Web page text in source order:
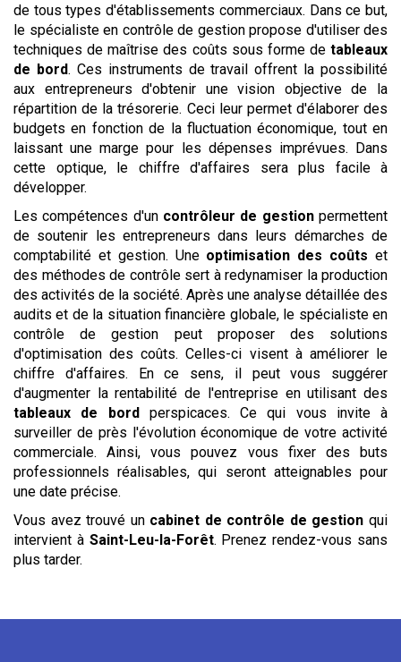
de tous types d'établissements commerciaux. Dans ce but,
le spécialiste en contrôle de gestion propose d'utiliser des
techniques de maîtrise des coûts sous forme de tableaux
de bord. Ces instruments de travail offrent la possibilité
aux entrepreneurs d'obtenir une vision objective de la
répartition de la trésorerie. Ceci leur permet d'élaborer des
budgets en fonction de la fluctuation économique, tout en
laissant une marge pour les dépenses imprévues. Dans
cette optique, le chiffre d'affaires sera plus facile à
développer.
Les compétences d'un contrôleur de gestionpermettent
de soutenir les entrepreneurs dans leurs démarches de
comptabilité et gestion. Une optimisation des coûts et
des méthodes de contrôle sert à redynamiser la production
des activités de la société. Après une analyse détaillée des
audits et de la situation financière globale, le spécialiste en
contrôle de gestion peut proposer des solutions
d'optimisation des coûts. Celles-ci visent à améliorer le
chiffre d'affaires. En ce sens, il peut vous suggérer
d'augmenter la rentabilité de l'entreprise en utilisant des
tableaux de bordperspicaces. Ce qui vous invite à
surveiller de près l'évolution économique de votre activité
commerciale. Ainsi, vous pouvez vous fixer des buts
professionnels réalisables, qui seront atteignables pour
une date précise.
Vous avez trouvé un cabinet de contrôle de gestion qui
intervient à Saint-Leu-la-Forêt. Prenez rendez-vous sans
plus tarder.